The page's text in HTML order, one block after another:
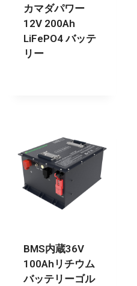
カマダパワー
12V 200Ah
LiFePO4 バッテ
リー
BMS内蔵36V
100Ahリチウム
バッテリーゴル